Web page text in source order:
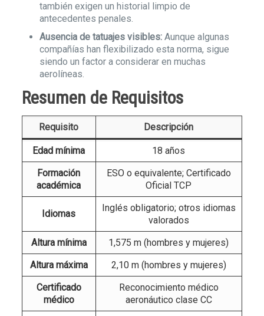
también exigen un historial limpio de
antecedentes penales.
Ausencia de tatuajes visibles:Aunque algunas
compañías han flexibilizado esta norma, sigue
siendo un factor a considerar en muchas
aerolíneas.
Resumen de Requisitos
Requisito Descripción
Edad mínima
18 años
Formación
académica
ESO o equivalente; Certificado
Oficial TCP
Idiomas
Inglés obligatorio; otros idiomas
valorados
Altura mínima
1,575 m (hombres y mujeres)
Altura máxima
2,10 m (hombres y mujeres)
Certificado
médico
Reconocimiento médico
aeronáutico clase CC